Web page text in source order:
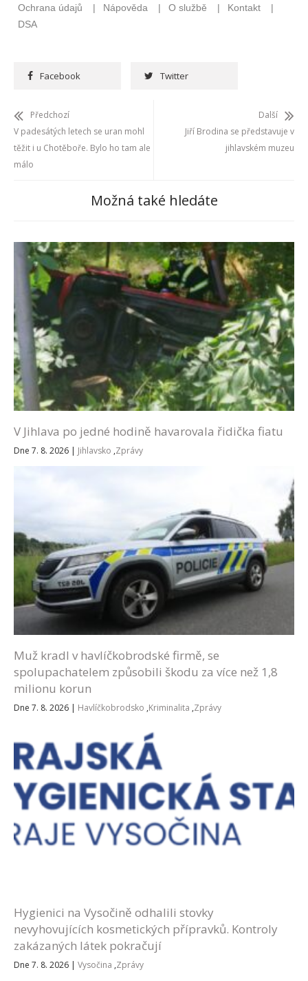
Facebook Twitter
Předchozí
V padesátých letech se uran mohl
těžit i u Chotěboře. Bylo ho tam ale
málo
Další
Jiří Brodina se představuje v
jihlavském muzeu
Možná také hledáte
V Jihlava po jedné hodině havarovala řidička fiatu
Dne 7. 8. 2026 | Jihlavsko ,Zprávy
Muž kradl v havlíčkobrodské firmě, se
spolupachatelem způsobili škodu za více než 1,8
milionu korun
Dne 7. 8. 2026 | Havlíčkobrodsko ,Kriminalita ,Zprávy
Hygienici na Vysočině odhalili stovky
nevyhovujících kosmetických přípravků. Kontroly
zakázaných látek pokračují
Dne 7. 8. 2026 | Vysočina ,Zprávy